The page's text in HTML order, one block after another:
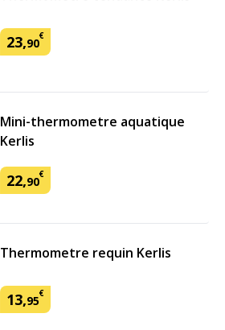
23,90€
Mini-thermometre aquatique
Kerlis
22,90€
Thermometre requin Kerlis
13,95€